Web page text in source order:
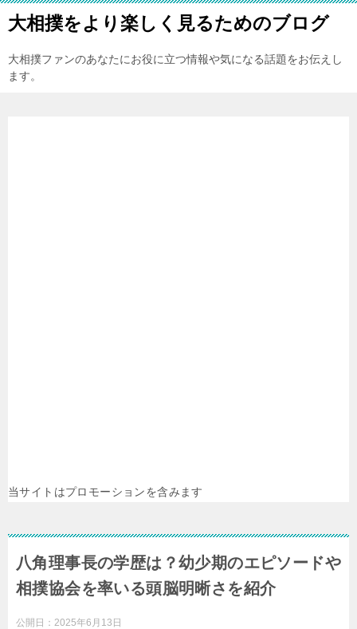
大相撲をより楽しく見るためのブログ
大相撲ファンのあなたにお役に立つ情報や気になる話題をお伝えし
ます。
当サイトはプロモーションを含みます
八角理事長の学歴は？幼少期のエピソードや
相撲協会を率いる頭脳明晰さを紹介
公開日： 2025年6月13日